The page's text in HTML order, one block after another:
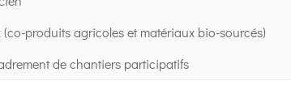
produits agricoles et matériaux bio-sourcés)
de chantiers participatifs